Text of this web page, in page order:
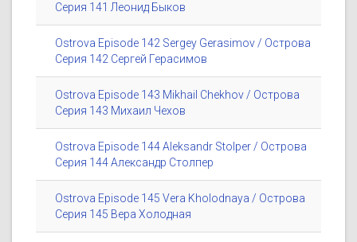
Серия 141 Леонид Быков
Ostrova Episode 142 Sergey Gerasimov / Острова
Серия 142 Сергей Герасимов
Ostrova Episode 143 Mikhail Chekhov / Острова
Серия 143 Михаил Чехов
Ostrova Episode 144 Aleksandr Stolper / Острова
Серия 144 Александр Столпер
Ostrova Episode 145 Vera Kholodnaya / Острова
Серия 145 Вера Холодная